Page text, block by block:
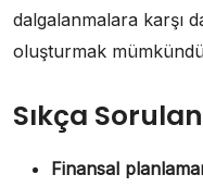
dalgalanmalara karşı
oluşturmak
Sıkça
Finansal